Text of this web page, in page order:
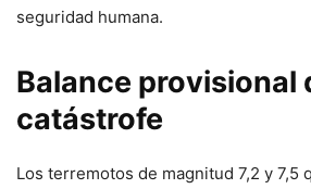
seguridad humana.
Balance provisional
catástrofe
Los terremotos de magnitud 7,2 y 7,5